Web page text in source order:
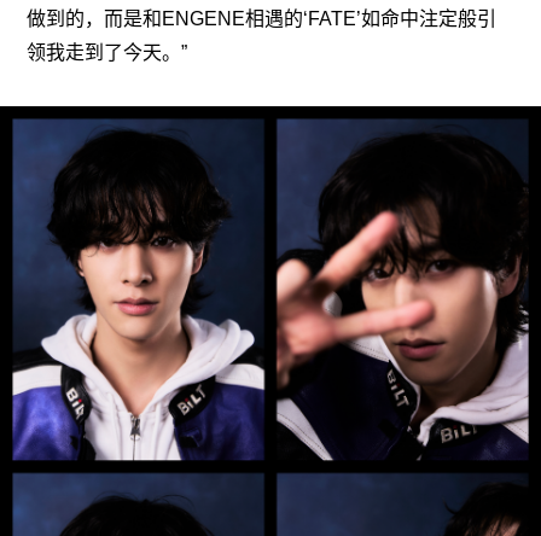
做到的，而是和ENGENE相遇的‘FATE’如命中注定般引
领我走到了今天。”